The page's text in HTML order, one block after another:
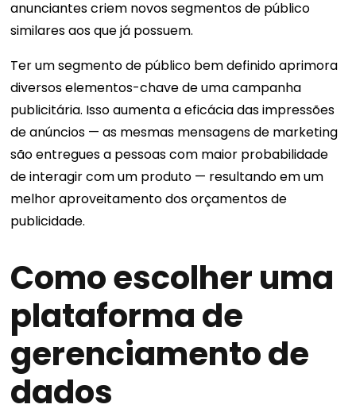
anunciantes criem novos segmentos de público
similares aos que já possuem.
Ter um segmento de público bem definido aprimora
diversos elementos-chave de uma campanha
publicitária. Isso aumenta a eficácia das impressões
de anúncios — as mesmas mensagens de marketing
são entregues a pessoas com maior probabilidade
de interagir com um produto — resultando em um
melhor aproveitamento dos orçamentos de
publicidade.
Como escolher uma
plataforma de
gerenciamento de
dados